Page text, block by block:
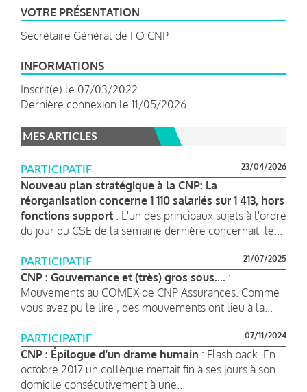
VOTRE PRÉSENTATION
Secrétaire Général de FO CNP
INFORMATIONS
Inscrit(e) le 07/03/2022
Dernière connexion le 11/05/2026
MES ARTICLES
PARTICIPATIF 23/04/2026
Nouveau plan stratégique à la CNP: La
réorganisation concerne 1 110 salariés sur 1 413, hors
fonctions support : L'un des principaux sujets à l'ordre
du jour du CSE de la semaine dernière concernait le...
PARTICIPATIF 21/07/2025
CNP : Gouvernance et (très) gros sous.... :
Mouvements au COMEX de CNP Assurances. Comme
vous avez pu le lire , des mouvements ont lieu à la...
PARTICIPATIF 07/11/2024
CNP : Épilogue d’un drame humain : Flash back. En
octobre 2017 un collègue mettait fin à ses jours à son
domicile consécutivement à une...